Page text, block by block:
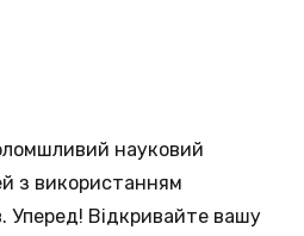
науковий
з використанням
Уперед! Відкривайте вашу